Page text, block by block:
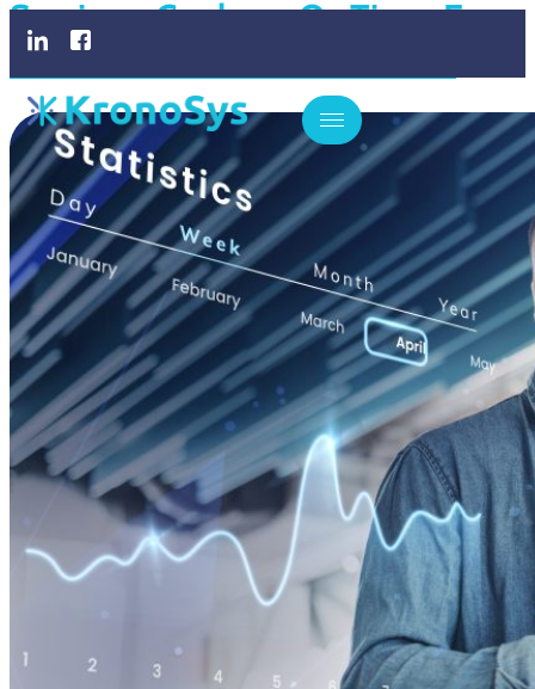
Serviços: Conheça Os Tipos E
Saiba Como Escolher O Ideal